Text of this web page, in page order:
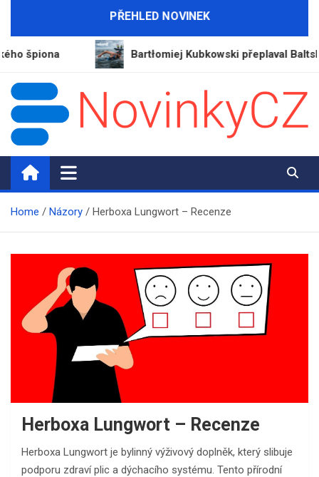
PŘEHLED NOVINEK
Bartłomiej Kubkowski přeplaval Baltské
NovinkyCZ.cz
Magazín novinek a informací
Home Názory Herboxa Lungwort – Recenze
Herboxa Lungwort – Recenze
Herboxa Lungwort je bylinný výživový doplněk, který slibuje
podporu zdraví plic a dýchacího systému. Tento přírodní